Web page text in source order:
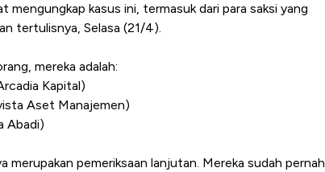
kasus ini, termasuk dari para saksi yang
tertulisnya, Selasa (21/4).
mereka adalah:
Kapital)
Aset Manajemen)
Abadi)
merupakan pemeriksaan lanjutan. Mereka sudah pernah